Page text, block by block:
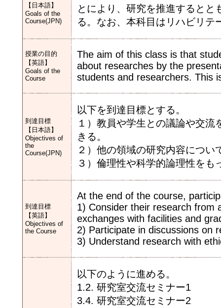
【日本語】
Goals of the
Course(JPN)
とにより、研究を推進すると
る。なお、本科目はリハビリテ
授業の目的
【英語】
Goals of the
Course
The aim of this class is that
about researches by the
students and researchers. This
到達目標
【日本語】
Objectives of
the
Course(JPN)
以下を到達目標とする。
１）教員や学生との議論や交
きる。
２）他の領域の研究内容につ
３）倫理性や科学的論理性を
到達目標
【英語】
Objectives of
the Course
At the end of the course,
1) Consider their research from
exchanges with facilities and
2) Participate in discussions on
3) Understand research with
以下のように進める。
1.2. 研究室交流セミナー1
3.4. 研究室交流セミナー2